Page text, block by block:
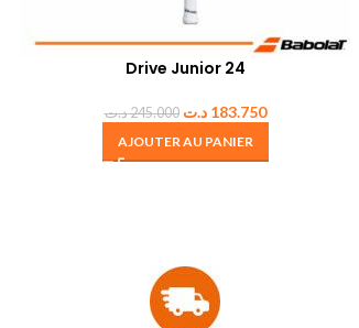
Drive Junior 24
245.000د.ت 183.750 د.ت
AJOUTER AU PANIER